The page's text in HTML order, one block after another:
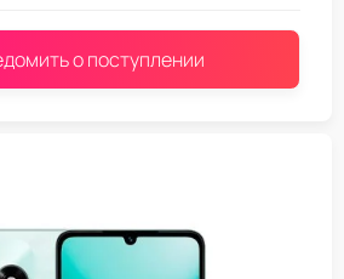
о поступлении